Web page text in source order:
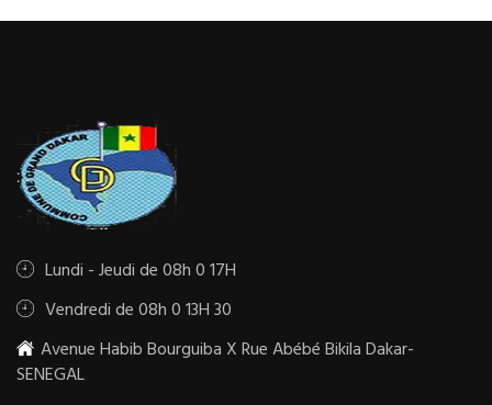
Lundi - Jeudi de 08h 0 17H
Vendredi de 08h 0 13H 30
Avenue Habib Bourguiba X Rue Abébé Bikila Dakar-
SENEGAL